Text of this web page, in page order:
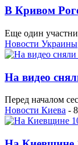
В Кривом
Еще один
Новости Украины
На видео
Перед началом
Новости Киева -